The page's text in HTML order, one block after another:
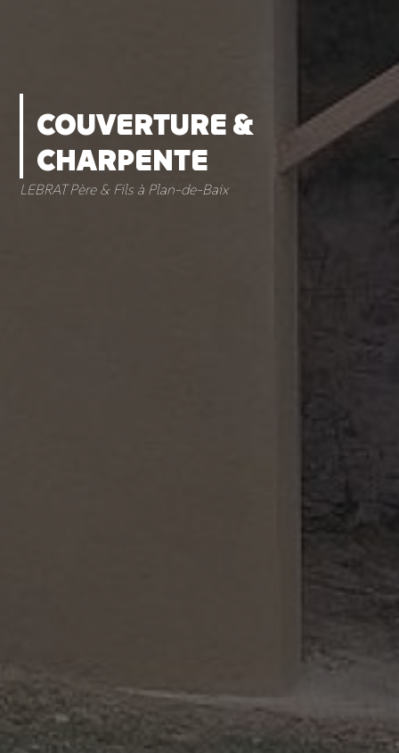
COUVERTURE &
CHARPENTE
LEBRAT Père & Fils à Plan-de-Baix